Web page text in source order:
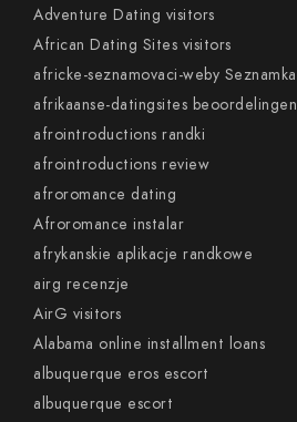
Adventure Dating visitors
African Dating Sites visitors
africke-seznamovaci-weby Seznamka
afrikaanse-datingsites beoordelingen
afrointroductions randki
afrointroductions review
afroromance dating
Afroromance instalar
afrykanskie aplikacje randkowe
airg recenzje
AirG visitors
Alabama online installment loans
albuquerque eros escort
albuquerque escort